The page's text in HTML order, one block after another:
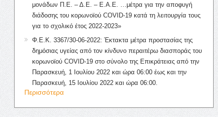
μονάδων Π.Ε. – Δ.Ε. – Ε.Α.Ε. …μέτρα για την αποφυγή
διάδοσης του κορωνοϊού COVID-19 κατά τη λειτουργία τους
για το σχολικό έτος 2022-2023»
Φ.Ε.Κ. 3367/30-06-2022: Έκτακτα μέτρα προστασίας της
δημόσιας υγείας από τον κίνδυνο περαιτέρω διασποράς του
κορωνοϊού COVID-19 στο σύνολο της Επικράτειας από την
Παρασκευή, 1 Ιουλίου 2022 και ώρα 06:00 έως και την
Παρασκευή, 15 Ιουλίου 2022 και ώρα 06:00.
Περισσότερα